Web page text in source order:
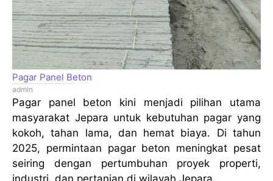
Pagar Panel Beton
admin
Pagar panel beton kini menjadi pilihan utama
masyarakat Jepara untuk kebutuhan pagar yang
kokoh, tahan lama, dan hemat biaya. Di tahun
2025, permintaan pagar beton meningkat pesat
seiring dengan pertumbuhan proyek properti,